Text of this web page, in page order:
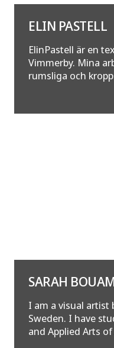
ELIN PASTELL
ElinPastell är en
Vimmerby. Mina
rumsliga och
SARAH
I am a visual artist
Sweden. I have
and Applied Arts